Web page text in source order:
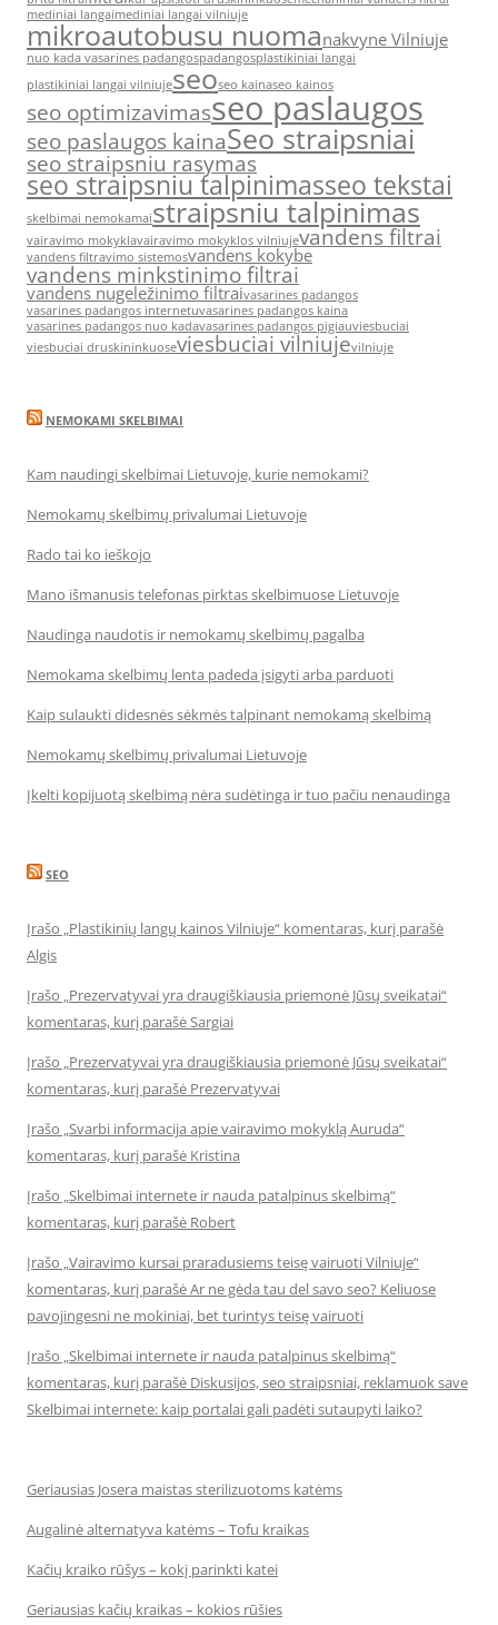
mediniai langaimediniai langai vilniuje
mikroautobusu nuomanakvyne Vilniuje
nuo kada vasarines padangospadangosplastikiniai langai
plastikiniai langai vilniujeseoseo kainaseo kainos
seo optimizavimasseo paslaugos
seo paslaugos kainaSeo straipsniai
seo straipsniu rasymas
seo straipsniu talpinimasseo tekstai
skelbimai nemokamaistraipsniu talpinimas
vairavimo mokyklavairavimo mokyklos vilniujevandens filtrai
vandens filtravimo sistemosvandens kokybe
vandens minkstinimo filtrai
vandens nugeležinimo filtraivasarines padangos
vasarines padangos internetuvasarines padangos kaina
vasarines padangos nuo kadavasarines padangos pigiauviesbuciai
viesbuciai druskininkuoseviesbuciai vilniujevilniuje
NEMOKAMI SKELBIMAI
Kam naudingi skelbimai Lietuvoje, kurie nemokami?
Nemokamų skelbimų privalumai Lietuvoje
Rado tai ko ieškojo
Mano išmanusis telefonas pirktas skelbimuose Lietuvoje
Naudinga naudotis ir nemokamų skelbimų pagalba
Nemokama skelbimų lenta padeda įsigyti arba parduoti
Kaip sulaukti didesnės sėkmės talpinant nemokamą skelbimą
Nemokamų skelbimų privalumai Lietuvoje
Įkelti kopijuotą skelbimą nėra sudėtinga ir tuo pačiu nenaudinga
SEO
Įrašo „Plastikinių langų kainos Vilniuje“ komentaras, kurį parašė
Algis
Įrašo „Prezervatyvai yra draugiškiausia priemonė Jūsų sveikatai“
komentaras, kurį parašė Sargiai
Įrašo „Prezervatyvai yra draugiškiausia priemonė Jūsų sveikatai“
komentaras, kurį parašė Prezervatyvai
Įrašo „Svarbi informacija apie vairavimo mokyklą Auruda“
komentaras, kurį parašė Kristina
Įrašo „Skelbimai internete ir nauda patalpinus skelbimą“
komentaras, kurį parašė Robert
Įrašo „Vairavimo kursai praradusiems teisę vairuoti Vilniuje“
komentaras, kurį parašė Ar ne gėda tau del savo seo? Keliuose
pavojingesni ne mokiniai, bet turintys teisę vairuoti
Įrašo „Skelbimai internete ir nauda patalpinus skelbimą“
komentaras, kurį parašė Diskusijos, seo straipsniai, reklamuok save
Skelbimai internete: kaip portalai gali padėti sutaupyti laiko?
Geriausias Josera maistas sterilizuotoms katėms
Augalinė alternatyva katėms – Tofu kraikas
Kačių kraiko rūšys – kokį parinkti katei
Geriausias kačių kraikas – kokios rūšies